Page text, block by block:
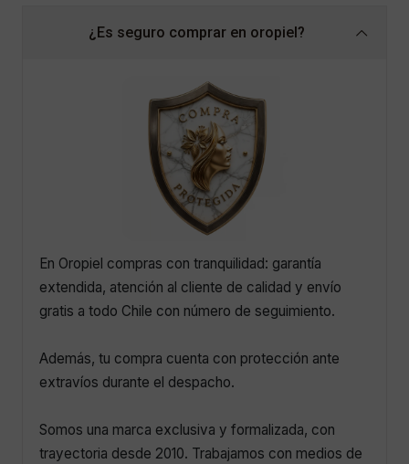
¿Es seguro comprar en oropiel?
En Oropiel compras con tranquilidad: garantía
extendida, atención al cliente de calidad y envío
gratis a todo Chile con número de seguimiento.
Además, tu compra cuenta con protección ante
extravíos durante el despacho.
Somos una marca exclusiva y formalizada, con
trayectoria desde 2010. Trabajamos con medios de